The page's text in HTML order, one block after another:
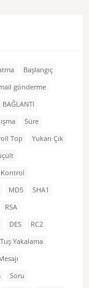
Başlangıç
gönderme
BAĞLANTI
Süre
Top
Yukarı Çık
Kontrol
MD5
SHA1
RSA
DES
RC2
Tuş Yakalama
Soru